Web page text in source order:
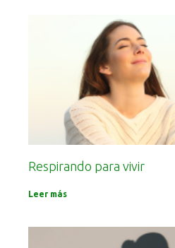
Respirando para vivir
Leer más